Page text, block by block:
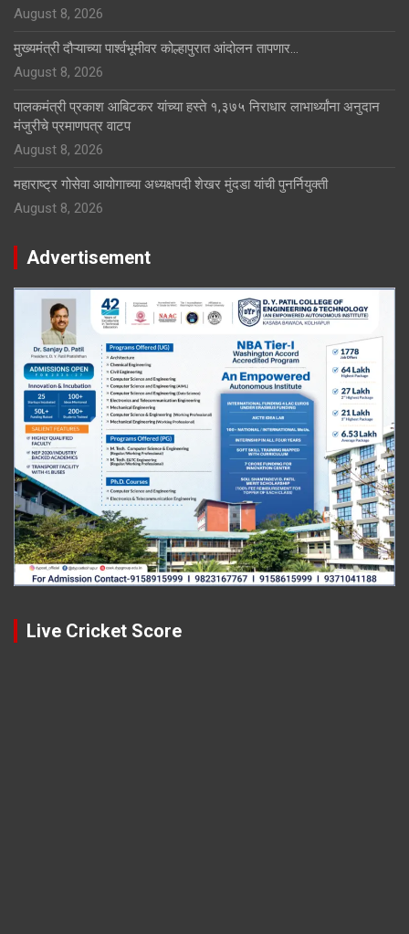
August 8, 2026
मुख्यमंत्री दौऱ्याच्या पार्श्वभूमीवर कोल्हापुरात आंदोलन तापणार…
August 8, 2026
पालकमंत्री प्रकाश आबिटकर यांच्या हस्ते १,३७५ निराधार लाभार्थ्यांना अनुदान
मंजुरीचे प्रमाणपत्र वाटप
August 8, 2026
महाराष्ट्र गोसेवा आयोगाच्या अध्यक्षपदी शेखर मुंदडा यांची पुनर्नियुक्ती
August 8, 2026
Advertisement
Live Cricket Score